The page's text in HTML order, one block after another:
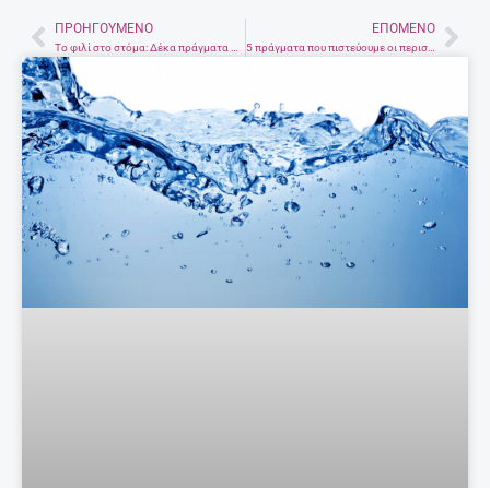
PrevΠΡΟΗΓΟΎΜΕΝΟ ΕΠΌΜΕΝΟ
5 πράγματα που πιστεύουμε οι περισσότεροι κι όμως δεν είναι αλήθεια!